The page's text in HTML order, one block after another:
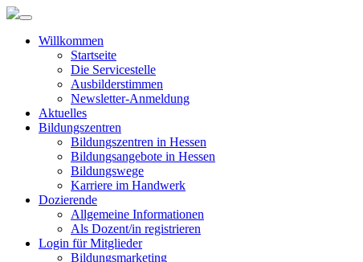
Willkommen
Startseite
Die Servicestelle
Ausbilderstimmen
Newsletter-Anmeldung
Aktuelles
Bildungszentren
Bildungszentren in Hessen
Bildungsangebote in Hessen
Bildungswege
Karriere im Handwerk
Dozierende
Allgemeine Informationen
Als Dozent/in registrieren
Login für Mitglieder
Bildungsmarketing